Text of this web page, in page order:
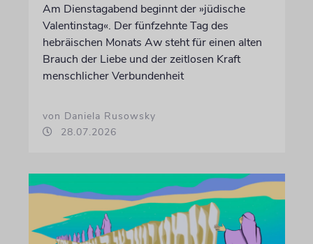
Am Dienstagabend beginnt der »jüdische
Valentinstag«. Der fünfzehnte Tag des
hebräischen Monats Aw steht für einen alten
Brauch der Liebe und der zeitlosen Kraft
menschlicher Verbundenheit
von Daniela Rusowsky
28.07.2026